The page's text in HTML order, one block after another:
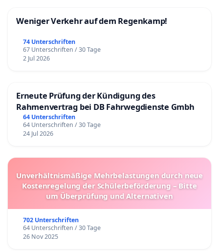
Weniger Verkehr auf dem Regenkamp!
74 Unterschriften
67 Unterschriften / 30 Tage
2 Jul 2026
Erneute Prüfung der Kündigung des
Rahmenvertrag bei DB Fahrwegdienste Gmbh
64 Unterschriften
64 Unterschriften / 30 Tage
24 Jul 2026
Unverhältnismäßige Mehrbelastungen durch neue
Kostenregelung der Schülerbeförderung – Bitte
um Überprüfung und Alternativen
702 Unterschriften
64 Unterschriften / 30 Tage
26 Nov 2025